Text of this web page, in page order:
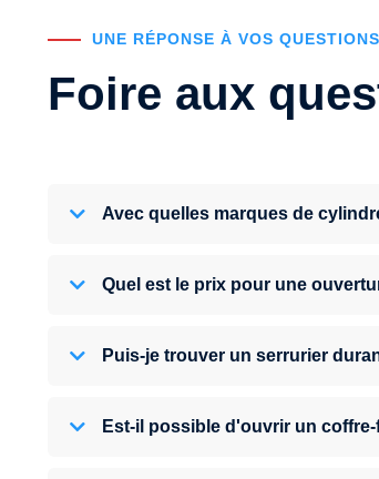
UNE RÉPONSE À VOS
Foire aux
Avec quelles marques de
Quel est le prix pour une
Puis-je trouver un serrurier
Est-il possible d'ouvrir un